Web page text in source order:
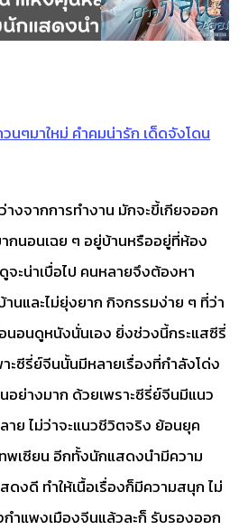
นๆมาใหม่ คำคมน่ารัก เด็ดจังโดน
างจากการทำงาน มักจะขี้เกียจออก
กนอนเฉย ๆ อยู่บ้านหรืออยู่ที่ห้อง
จะน่าเบื่อไป คนหลายจึงต้องหา
นและไม่ยุ่งยาก กิจกรรมง่าย ๆ ที่ว่า
อนดูหนังนั่นเอง ยิ่งช่วงนี้กระแสซีรี่
ะซีรี่ย์จีนนั้นมีหลายเรื่องที่กำลังโด่ง
อย่างมาก ด้วยเพราะซีรี่ย์จีนมีแนว
าย ไม่ว่าจะแนวชีวิตจริง ย้อนยุค
พเซียน อีกทั้งนักแสดงนำมีความ
งดี ทำให้เนื้อเรื่องก็มีความสนุก ไม่
กำแพงเมืองจีนแล้วละก็ รับรองออก